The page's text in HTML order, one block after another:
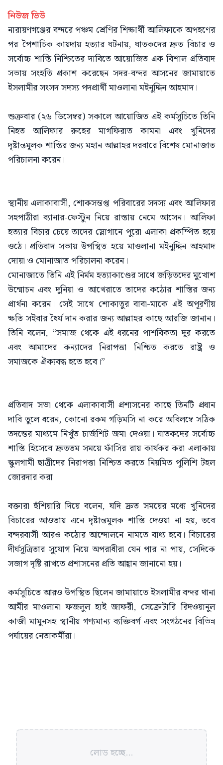
নিউজ ভিউ
নারায়ণগঞ্জের বন্দরে পঞ্চম শ্রেণির শিক্ষার্থী আলিফাকে অপহণের
পর পৈশাচিক কায়দায় হত্যার ঘটনায়, ঘাতকদের দ্রুত বিচার ও
সর্বোচ্চ শাস্তি নিশ্চিতের দাবিতে আয়োজিত এক বিশাল প্রতিবাদ
সভায় সংহতি প্রকাশ করেছেন সদর-বন্দর আসনের জামায়াতে
ইসলামীর সংসদ সদস্য পদপ্রার্থী মাওলানা মইনুদ্দিন আহমাদ।
শুক্রবার (২৬ ডিসেম্বর) সকালে আয়োজিত এই কর্মসূচিতে তিনি
নিহত আলিফার রুহের মাগফিরাত কামনা এবং খুনিদের
দৃষ্টান্তমূলক শাস্তির জন্য মহান আল্লাহর দরবারে বিশেষ মোনাজাত
পরিচালনা করেন।
স্থানীয় এলাকাবাসী, শোকসন্তপ্ত পরিবারের সদস্য এবং আলিফার
সহপাঠীরা ব্যানার-ফেস্টুন নিয়ে রাস্তায় নেমে আসেন। আলিফা
হত্যার বিচার চেয়ে তাদের স্লোগানে পুরো এলাকা প্রকম্পিত হয়ে
ওঠে। প্রতিবাদ সভায় উপস্থিত হয়ে মাওলানা মইনুদ্দিন আহমাদ
দোয়া ও মোনাজাত পরিচালনা করেন।
​মোনাজাতে তিনি এই নির্মম হত্যাকাণ্ডের সাথে জড়িতদের মুখোশ
উন্মোচন এবং দুনিয়া ও আখেরাতে তাদের কঠোর শাস্তির জন্য
প্রার্থনা করেন। সেই সাথে শোকাতুর বাবা-মাকে এই অপূরণীয়
ক্ষতি সইবার ধৈর্য দান করার জন্য আল্লাহর কাছে আরজি জানান।
তিনি বলেন, “সমাজ থেকে এই ধরনের পাশবিকতা দূর করতে
এবং আমাদের কন্যাদের নিরাপত্তা নিশ্চিত করতে রাষ্ট্র ও
সমাজকে ঐক্যবদ্ধ হতে হবে।”
প্রতিবাদ সভা থেকে এলাকাবাসী প্রশাসনের কাছে তিনটি প্রধান
দাবি তুলে ধরেন, কোনো রকম গড়িমসি না করে অবিলম্বে সঠিক
তদন্তের মাধ্যমে নিখুঁত চার্জশিট জমা দেওয়া। ঘাতকদের সর্বোচ্চ
শাস্তি হিসেবে দ্রুততম সময়ে ফাঁসির রায় কার্যকর করা এলাকায়
স্কুলগামী ছাত্রীদের নিরাপত্তা নিশ্চিত করতে নিয়মিত পুলিশি টহল
জোরদার করা।
​বক্তারা হুঁশিয়ারি দিয়ে বলেন, যদি দ্রুত সময়ের মধ্যে খুনিদের
বিচারের আওতায় এনে দৃষ্টান্তমূলক শাস্তি দেওয়া না হয়, তবে
বন্দরবাসী আরও কঠোর আন্দোলনে নামতে বাধ্য হবে। বিচারের
দীর্ঘসূত্রিতার সুযোগ নিয়ে অপরাধীরা যেন পার না পায়, সেদিকে
সজাগ দৃষ্টি রাখতে প্রশাসনের প্রতি আহ্বান জানানো হয়।
​কর্মসূচিতে আরও উপস্থিত ছিলেন জামায়াতে ইসলামীর বন্দর থানা
আমীর মাওলানা ফজলুল হাই জাফরী, সেক্রেটারি রিদওয়ানুল
কাজী মামুনসহ স্থানীয় গণ্যমান্য ব্যক্তিবর্গ এবং সংগঠনের বিভিন্ন
পর্যায়ের নেতাকর্মীরা।
লোড হচ্ছে...